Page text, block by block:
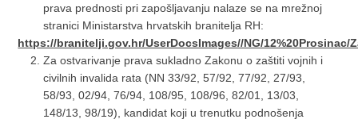
prava prednosti pri zapošljavanju nalaze se na mrežnoj
stranici Ministarstva hrvatskih branitelja RH:
https://branitelji.gov.hr/UserDocsImages//NG/12%20Prosinac/
Za ostvarivanje prava sukladno Zakonu o zaštiti vojnih i
civilnih invalida rata (NN 33/92, 57/92, 77/92, 27/93,
58/93, 02/94, 76/94, 108/95, 108/96, 82/01, 13/03,
148/13, 98/19), kandidat koji u trenutku podnošenja